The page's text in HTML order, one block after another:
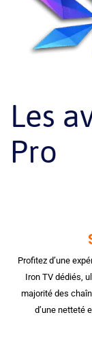
Les
Pro
Profitez d’une
Iron TV dédiés,
majorité des
d’une netteté